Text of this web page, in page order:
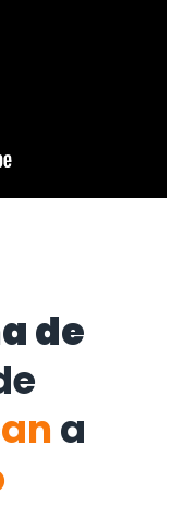
de
a